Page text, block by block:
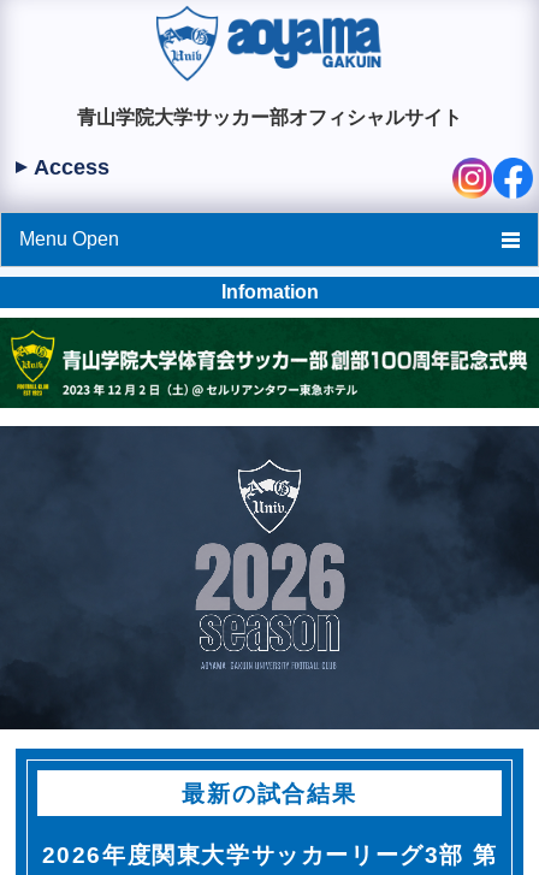
青山学院大学サッカー部オフィシャルサイト
Access
Menu Open
HOME
News
チーム情報
OB･OG会/FC青山
サポーター
お問い合わせ
Infomation
最新の試合結果
2026年度関東大学サッカーリーグ3部 第